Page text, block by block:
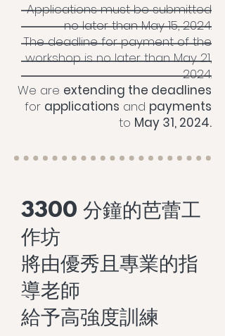
Applications must be submitted
no later than May 15, 2024.
The deadline for payment of the
workshop is no later than May 21,
2024.
We are extending the deadlines
for applications and payments
to May 31, 2024.
3300 分鐘的芭蕾工
作坊
將由優秀且專業的指
導老師
​給予高強度訓練